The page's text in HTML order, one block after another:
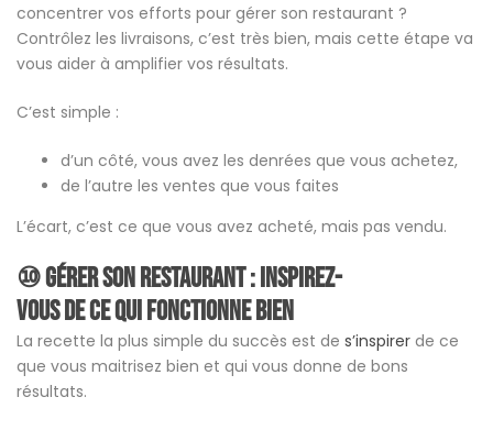
concentrer vos efforts pour gérer son restaurant ?
Contrôlez les livraisons, c’est très bien, mais cette étape va
vous aider à amplifier vos résultats.
C’est simple :
d’un côté, vous avez les denrées que vous achetez,
de l’autre les ventes que vous faites
L’écart, c’est ce que vous avez acheté, mais pas vendu.
⑩ Gérer son restaurant : Inspirez-
vous dece qui fonctionnebien
La recette la plus simple du succès est de s’inspirer de ce
que vous maitrisez bien et qui vous donne de bons
résultats.